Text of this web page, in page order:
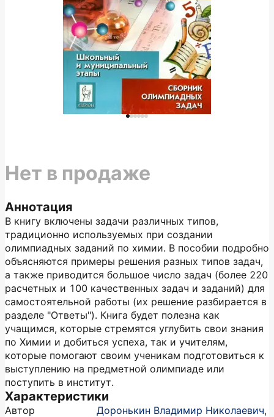
Аннотация
В книгу включены задачи различных типов,
традиционно используемых при создании
олимпиадных заданий по химии. В пособии подробно
объясняются примеры решения разных типов задач,
а также приводится большое число задач (более 220
расчетных и 100 качественных задач и заданий) для
самостоятельной работы (их решение разбирается в
разделе "Ответы"). Книга будет полезна как
учащимся, которые стремятся углубить свои знания
по Химии и добиться успеха, так и учителям,
которые помогают своим ученикам подготовиться к
выступлению на предметной олимпиаде или
поступить в институт.
Характеристики
Автор Доронькин Владимир Николаевич,
Нет в продаже